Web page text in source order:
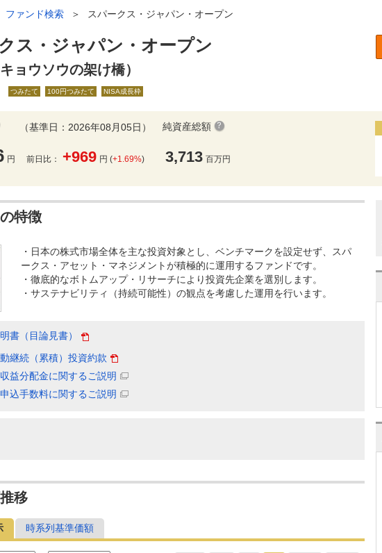
ファンド検索 ＞ スパークス・ジャパン・オープン
ス・ジャパン・オープン
ョウソウの架け橋）
つみたて 100円つみたて NISA成長枠
円
（基準日：2026年08月05日）
前日比： +969 円 (+1.69%)
純資産総額
3,713 百万円
特徴
・日本の株式市場全体を主な投資対象とし、ベンチマークを設定せず、スパ
ークス・アセット・マネジメントが積極的に運用するファンドです。
・徹底的なボトムアップ・リサーチにより投資先企業を選別します。
・サステナビリティ（持続可能性）の観点を考慮した運用を行います。
書（目論見書）
継続（累積）投資約款
益分配金に関するご説明
込手数料に関するご説明
移
時系列基準価額